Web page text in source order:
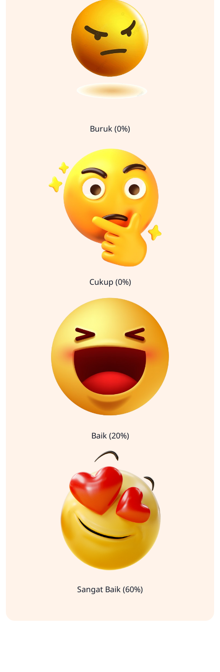
Buruk (0%)
Cukup (0%)
Baik (20%)
Sangat Baik (60%)